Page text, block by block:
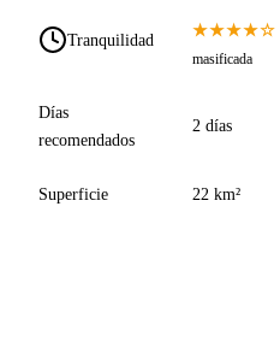
Tranquilidad ★★★★☆
masificada
Días
recomendados
2 días
Superficie 22 km²